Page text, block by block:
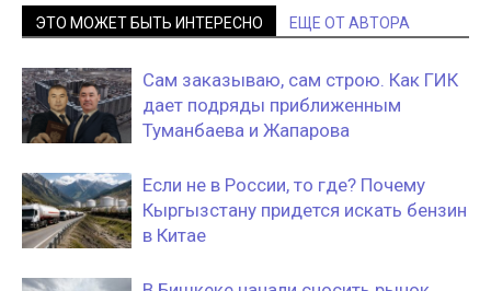
ЭТО МОЖЕТ БЫТЬ ИНТЕРЕСНО ЕЩЕ ОТ АВТОРА
Сам заказываю, сам строю. Как ГИК
дает подряды приближенным
Туманбаева и Жапарова
Если не в России, то где? Почему
Кыргызстану придется искать бензин
в Китае